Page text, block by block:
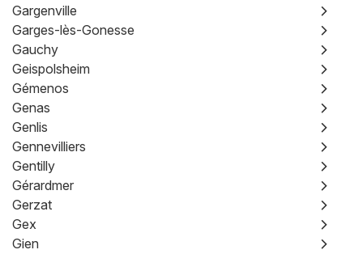
Gargenville
Garges-lès-Gonesse
Gauchy
Geispolsheim
Gémenos
Genas
Genlis
Gennevilliers
Gentilly
Gérardmer
Gerzat
Gex
Gien